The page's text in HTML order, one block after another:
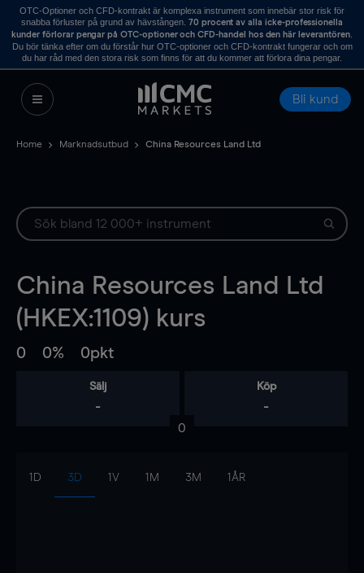
OTC-Optioner och CFD-kontrakt är komplexa instrument som innebär stor risk för
snabba förluster på grund av hävstången. 70 procent av alla icke-professionella
kunder förlorar pengar på OTC-optioner och CFD-handel hos den här leverantören.
Du bör tänka efter om du förstår hur OTC-optioner och CFD-kontrakt fungerar och om
du har råd med den stora risk som finns för att du kommer att förlora dina pengar.
Bli kund
Home Marknadsutbud China Resources Land Ltd
China Resources Land Ltd
(HKEX:1109) kurs
0 0% 0pkt
Sälj
-
Köp
-
0
1D 3D 1V 1M 3M 1ÅR